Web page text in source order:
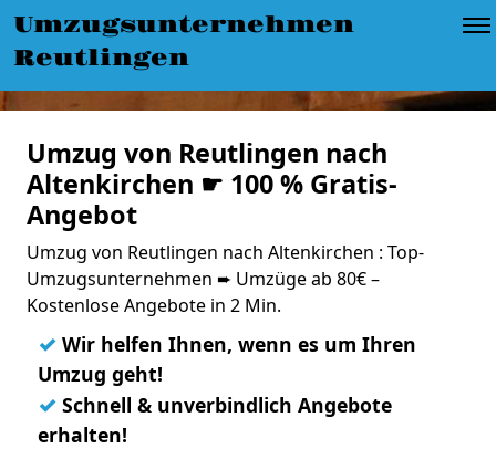
Umzugsunternehmen
Reutlingen
Umzug von Reutlingen nach
Altenkirchen ☛ 100 % Gratis-
Angebot
Umzug von Reutlingen nach Altenkirchen : Top-
Umzugsunternehmen ➨ Umzüge ab 80€ –
Kostenlose Angebote in 2 Min.
✓ Wir helfen Ihnen, wenn es um Ihren
Umzug geht!
✓ Schnell & unverbindlich Angebote
erhalten!